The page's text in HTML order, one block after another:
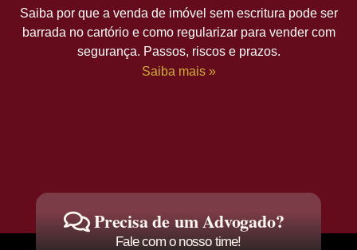
Saiba por que a venda de imóvel sem escritura pode ser
barrada no cartório e como regularizar para vender com
segurança. Passos, riscos e prazos.
Saiba mais »
Precisa de um Advogado?
Fale com o nosso time!